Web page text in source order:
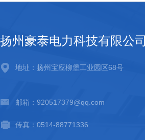
扬州豪泰电力科技有限公司
地址：扬州宝应柳堡工业园区68号
邮箱：920517379@qq.com
传真：0514-88771336